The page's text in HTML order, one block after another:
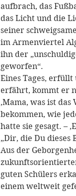
aufbrach, das
das Licht und die
seiner
im Armenviertel
ihn der
geworfen“.
Eines Tages,
erfährt, kommt er
‚Mama, was ist
bekommen, wie
hatte sie gesagt. –
„Dir, die Du dieses
Aus der
guten Schülers
einem weltweit